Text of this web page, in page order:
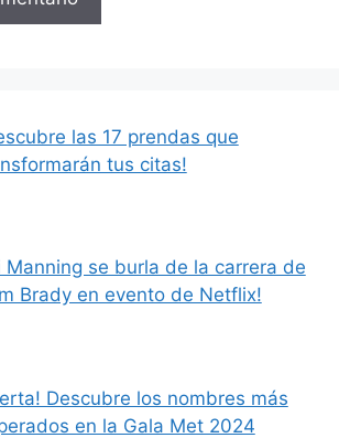
las 17 prendas que
tus citas!
Manning se burla de la carrera de
Brady en evento de Netflix!
Descubre los nombres más
en la Gala Met 2024